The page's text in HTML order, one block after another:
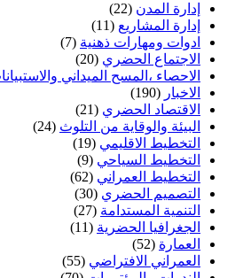
إدارة المدن (22)
إدارة المشاريع (11)
ادوات ومهارات ذهنية (7)
الاجتماع الحضري (20)
الاحصاء ،المسح الميداني
الاخبار (190)
الاقتصاد الحضري (21)
البيئة والوقاية من التلوث (24)
التخطيط الاقليمي (19)
التخطيط السياحي (9)
التخطيط العمراني (62)
التصميم الحضري (30)
التنمية المستدامة (27)
الجغرافيا الحضرية (11)
العمارة (52)
العمراني الافتراضي (55)